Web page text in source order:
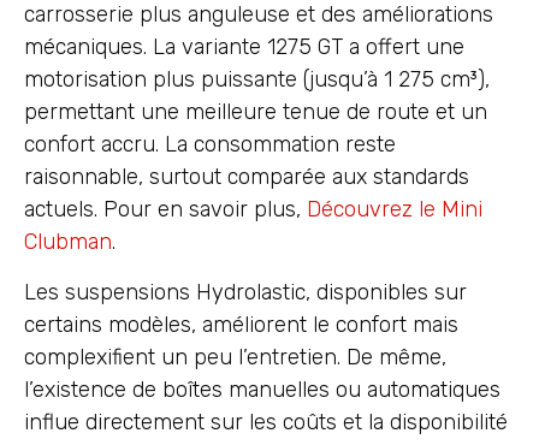
carrosserie plus anguleuse et des améliorations
mécaniques. La variante 1275 GT a offert une
motorisation plus puissante (jusqu’à 1 275 cm³),
permettant une meilleure tenue de route et un
confort accru. La consommation reste
raisonnable, surtout comparée aux standards
actuels. Pour en savoir plus, Découvrez le Mini
Clubman.
Les suspensions Hydrolastic, disponibles sur
certains modèles, améliorent le confort mais
complexifient un peu l’entretien. De même,
l’existence de boîtes manuelles ou automatiques
influe directement sur les coûts et la disponibilité